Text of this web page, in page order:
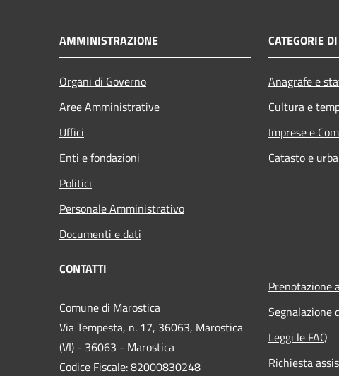
AMMINISTRAZIONE
Organi di Governo
Aree Amministrative
Uffici
Enti e fondazioni
Politici
Personale Amministrativo
Documenti e dati
CATEGORIE
Anagrafe e
Cultura e
Imprese e
Catasto e
CONTATTI
Comune di Marostica
Via Tempesta, n. 17, 36063, Marostica
(VI) - 36063 - Marostica
Codice Fiscale: 82000830248
Prenotazione
Segnalazione
Leggi le FAQ
Richiesta